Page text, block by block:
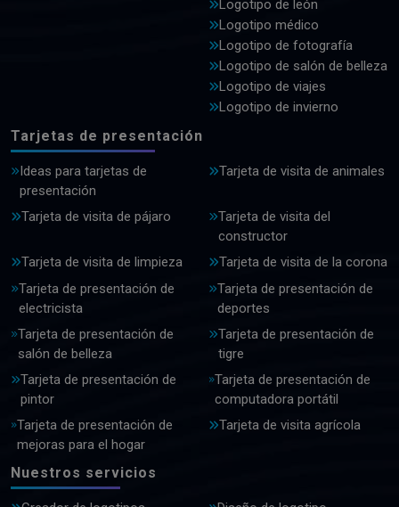
Logotipo de león
Logotipo médico
Logotipo de fotografía
Logotipo de salón de belleza
Logotipo de viajes
Logotipo de invierno
Tarjetas de presentación
Ideas para tarjetas de
presentación
Tarjeta de visita de animales
Tarjeta de visita de pájaro
Tarjeta de visita del
constructor
Tarjeta de visita de limpieza
Tarjeta de visita de la corona
Tarjeta de presentación de
electricista
Tarjeta de presentación de
deportes
Tarjeta de presentación de
salón de belleza
Tarjeta de presentación de
tigre
Tarjeta de presentación de
pintor
Tarjeta de presentación de
computadora portátil
Tarjeta de presentación de
mejoras para el hogar
Tarjeta de visita agrícola
Nuestros servicios